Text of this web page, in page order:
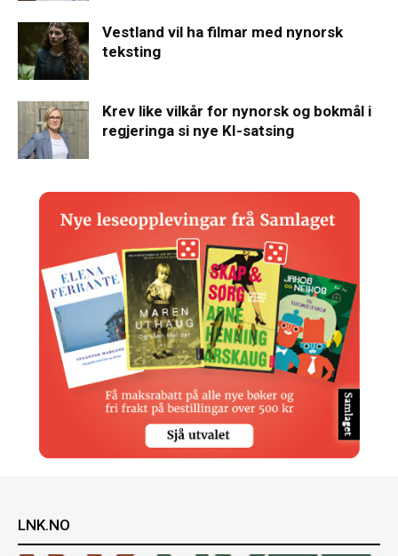
Vestland vil ha filmar med nynorsk
teksting
Krev like vilkår for nynorsk og bokmål i
regjeringa si nye KI-satsing
LNK.NO